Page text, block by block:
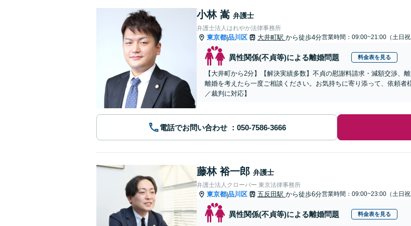
小林 嵩 弁護士
弁護士法人はれやか法律事務所
東京都|品川区 大井町駅 から徒歩4分営業時間：09:00~21:00（土日祝
異性関係(不貞等)による離婚問題 料金表を見る
【大井町から2分】【解決実績多数】不貞の慰謝料請求・減額交渉、
離婚を考えたら一度ご相談ください。お気持ちに寄り添って、依頼
／裁判に対応】
電話でお問い合わせ
藤林 裕一郎 弁護士
弁護士法人クローバー 東京法律事務所
東京都|品川区 五反田駅 から徒歩6分営業時間：09:00~23:00（土日祝
異性関係(不貞等)による離婚問題 料金表を見る